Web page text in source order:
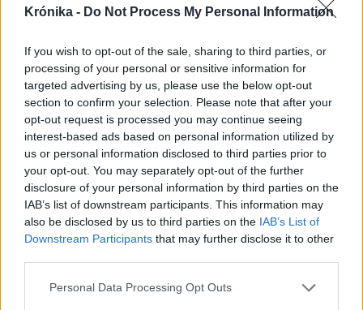
Krónika - Do Not Process My Personal Information
If you wish to opt-out of the sale, sharing to third parties, or
processing of your personal or sensitive information for
targeted advertising by us, please use the below opt-out
section to confirm your selection. Please note that after your
opt-out request is processed you may continue seeing
interest-based ads based on personal information utilized by
us or personal information disclosed to third parties prior to
your opt-out. You may separately opt-out of the further
disclosure of your personal information by third parties on the
IAB’s list of downstream participants. This information may
also be disclosed by us to third parties on the IAB’s List of
Downstream Participants that may further disclose it to other
Personal Data Processing Opt Outs
2026. augusztus 07., péntek
Meglepetés a töltőállomásokon:
csökkentek az üzemanyagárak